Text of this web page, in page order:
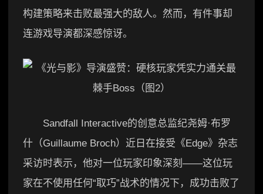
构建策略来击败最强大的敌人。然而，有件事却
连游戏导演都深感惊讶。
Sandfall Interactive的创意总监纪尧姆·布罗
什（Guillaume Broch）近日在接受《Edge》杂志
采访时表示，他对一位玩家印象深刻——这位玩
家在不使用任何“取巧”战术的情况下，成功击败了